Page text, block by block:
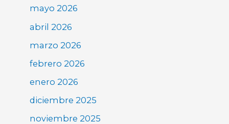
mayo 2026
abril 2026
marzo 2026
febrero 2026
enero 2026
diciembre 2025
noviembre 2025